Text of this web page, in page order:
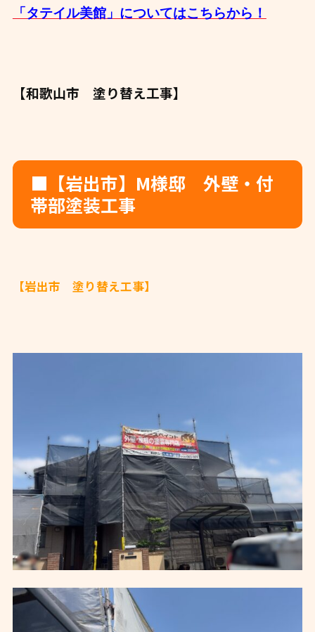
「タテイル美館」についてはこちらから！
【和歌山市 塗り替え工事】
■【岩出市】M様邸 外壁・付
帯部塗装工事
【岩出市 塗り替え工事】